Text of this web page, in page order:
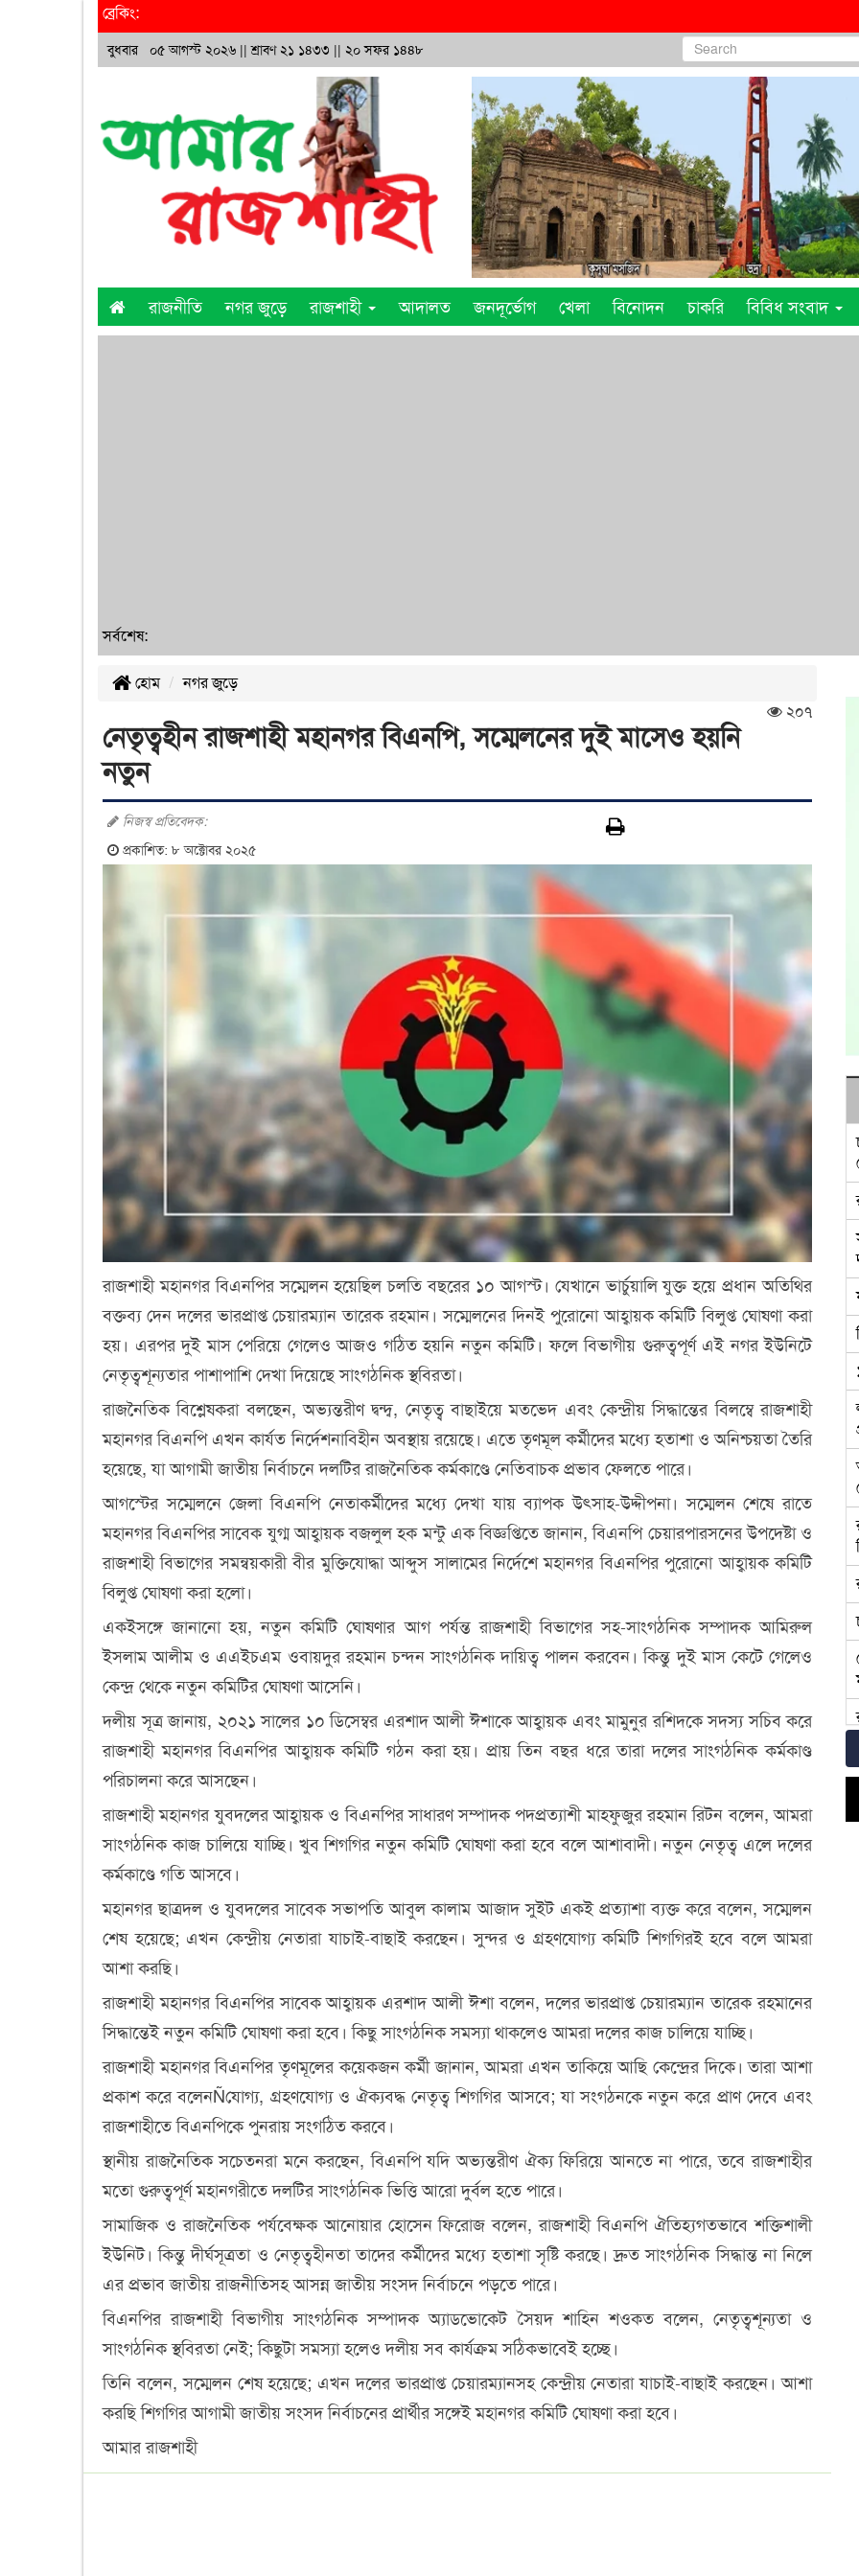
ব্রেকিং:
বুধবার ০৫ আগস্ট ২০২৬ || শ্রাবণ ২১ ১৪৩৩ || ২০ সফর ১৪৪৮
রাজনীতি নগর জুড়ে রাজশাহী আদালত জনদূর্ভোগ খেলা বিনোদন চাকরি বিবিধ সংবাদ
সর্বশেষ:
হোম
নগর জুড়ে
২০৭
নেতৃত্বহীন রাজশাহী মহানগর বিএনপি, সম্মেলনের দুই মাসেও হয়নি
নতুন
নিজস্ব প্রতিবেদক:
প্রকাশিত: ৮ অক্টোবর ২০২৫
রাজশাহী মহানগর বিএনপির সম্মেলন হয়েছিল চলতি বছরের ১০ আগস্ট। যেখানে ভার্চুয়ালি যুক্ত হয়ে প্রধান অতিথির
বক্তব্য দেন দলের ভারপ্রাপ্ত চেয়ারম্যান তারেক রহমান। সম্মেলনের দিনই পুরোনো আহ্বায়ক কমিটি বিলুপ্ত ঘোষণা করা
হয়। এরপর দুই মাস পেরিয়ে গেলেও আজও গঠিত হয়নি নতুন কমিটি। ফলে বিভাগীয় গুরুত্বপূর্ণ এই নগর ইউনিটে
নেতৃত্বশূন্যতার পাশাপাশি দেখা দিয়েছে সাংগঠনিক স্থবিরতা।
রাজনৈতিক বিশ্লেষকরা বলছেন, অভ্যন্তরীণ দ্বন্দ্ব, নেতৃত্ব বাছাইয়ে মতভেদ এবং কেন্দ্রীয় সিদ্ধান্তের বিলম্বে রাজশাহী
মহানগর বিএনপি এখন কার্যত নির্দেশনাবিহীন অবস্থায় রয়েছে। এতে তৃণমূল কর্মীদের মধ্যে হতাশা ও অনিশ্চয়তা তৈরি
হয়েছে, যা আগামী জাতীয় নির্বাচনে দলটির রাজনৈতিক কর্মকাণ্ডে নেতিবাচক প্রভাব ফেলতে পারে।
আগস্টের সম্মেলনে জেলা বিএনপি নেতাকর্মীদের মধ্যে দেখা যায় ব্যাপক উৎসাহ-উদ্দীপনা। সম্মেলন শেষে রাতে
মহানগর বিএনপির সাবেক যুগ্ম আহ্বায়ক বজলুল হক মন্টু এক বিজ্ঞপ্তিতে জানান, বিএনপি চেয়ারপারসনের উপদেষ্টা ও
রাজশাহী বিভাগের সমন্বয়কারী বীর মুক্তিযোদ্ধা আব্দুস সালামের নির্দেশে মহানগর বিএনপির পুরোনো আহ্বায়ক কমিটি
বিলুপ্ত ঘোষণা করা হলো।
একইসঙ্গে জানানো হয়, নতুন কমিটি ঘোষণার আগ পর্যন্ত রাজশাহী বিভাগের সহ-সাংগঠনিক সম্পাদক আমিরুল
ইসলাম আলীম ও এএইচএম ওবায়দুর রহমান চন্দন সাংগঠনিক দায়িত্ব পালন করবেন। কিন্তু দুই মাস কেটে গেলেও
কেন্দ্র থেকে নতুন কমিটির ঘোষণা আসেনি।
দলীয় সূত্র জানায়, ২০২১ সালের ১০ ডিসেম্বর এরশাদ আলী ঈশাকে আহ্বায়ক এবং মামুনুর রশিদকে সদস্য সচিব করে
রাজশাহী মহানগর বিএনপির আহ্বায়ক কমিটি গঠন করা হয়। প্রায় তিন বছর ধরে তারা দলের সাংগঠনিক কর্মকাণ্ড
পরিচালনা করে আসছেন।
রাজশাহী মহানগর যুবদলের আহ্বায়ক ও বিএনপির সাধারণ সম্পাদক পদপ্রত্যাশী মাহফুজুর রহমান রিটন বলেন, আমরা
সাংগঠনিক কাজ চালিয়ে যাচ্ছি। খুব শিগগির নতুন কমিটি ঘোষণা করা হবে বলে আশাবাদী। নতুন নেতৃত্ব এলে দলের
কর্মকাণ্ডে গতি আসবে।
মহানগর ছাত্রদল ও যুবদলের সাবেক সভাপতি আবুল কালাম আজাদ সুইট একই প্রত্যাশা ব্যক্ত করে বলেন, সম্মেলন
শেষ হয়েছে; এখন কেন্দ্রীয় নেতারা যাচাই-বাছাই করছেন। সুন্দর ও গ্রহণযোগ্য কমিটি শিগগিরই হবে বলে আমরা
আশা করছি।
রাজশাহী মহানগর বিএনপির সাবেক আহ্বায়ক এরশাদ আলী ঈশা বলেন, দলের ভারপ্রাপ্ত চেয়ারম্যান তারেক রহমানের
সিদ্ধান্তেই নতুন কমিটি ঘোষণা করা হবে। কিছু সাংগঠনিক সমস্যা থাকলেও আমরা দলের কাজ চালিয়ে যাচ্ছি।
রাজশাহী মহানগর বিএনপির তৃণমূলের কয়েকজন কর্মী জানান, আমরা এখন তাকিয়ে আছি কেন্দ্রের দিকে। তারা আশা
প্রকাশ করে বলেনÑযোগ্য, গ্রহণযোগ্য ও ঐক্যবদ্ধ নেতৃত্ব শিগগির আসবে; যা সংগঠনকে নতুন করে প্রাণ দেবে এবং
রাজশাহীতে বিএনপিকে পুনরায় সংগঠিত করবে।
স্থানীয় রাজনৈতিক সচেতনরা মনে করছেন, বিএনপি যদি অভ্যন্তরীণ ঐক্য ফিরিয়ে আনতে না পারে, তবে রাজশাহীর
মতো গুরুত্বপূর্ণ মহানগরীতে দলটির সাংগঠনিক ভিত্তি আরো দুর্বল হতে পারে।
সামাজিক ও রাজনৈতিক পর্যবেক্ষক আনোয়ার হোসেন ফিরোজ বলেন, রাজশাহী বিএনপি ঐতিহ্যগতভাবে শক্তিশালী
ইউনিট। কিন্তু দীর্ঘসূত্রতা ও নেতৃত্বহীনতা তাদের কর্মীদের মধ্যে হতাশা সৃষ্টি করছে। দ্রুত সাংগঠনিক সিদ্ধান্ত না নিলে
এর প্রভাব জাতীয় রাজনীতিসহ আসন্ন জাতীয় সংসদ নির্বাচনে পড়তে পারে।
বিএনপির রাজশাহী বিভাগীয় সাংগঠনিক সম্পাদক অ্যাডভোকেট সৈয়দ শাহিন শওকত বলেন, নেতৃত্বশূন্যতা ও
সাংগঠনিক স্থবিরতা নেই; কিছুটা সমস্যা হলেও দলীয় সব কার্যক্রম সঠিকভাবেই হচ্ছে।
তিনি বলেন, সম্মেলন শেষ হয়েছে; এখন দলের ভারপ্রাপ্ত চেয়ারম্যানসহ কেন্দ্রীয় নেতারা যাচাই-বাছাই করছেন। আশা
করছি শিগগির আগামী জাতীয় সংসদ নির্বাচনের প্রার্থীর সঙ্গেই মহানগর কমিটি ঘোষণা করা হবে।
আমার রাজশাহী